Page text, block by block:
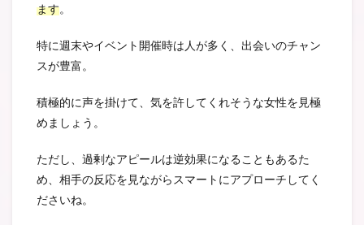
ます。
特に週末やイベント開催時は人が多く、出会いのチャン
スが豊富。
積極的に声を掛けて、気を許してくれそうな女性を見極
めましょう。
ただし、過剰なアピールは逆効果になることもあるた
め、相手の反応を見ながらスマートにアプローチしてく
ださいね。